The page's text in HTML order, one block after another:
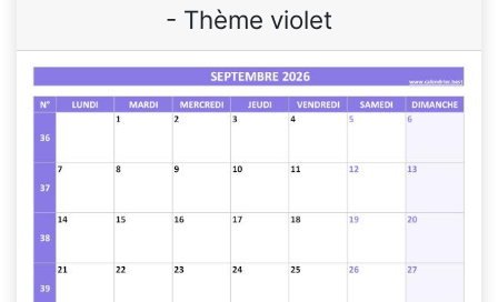
- Thème violet